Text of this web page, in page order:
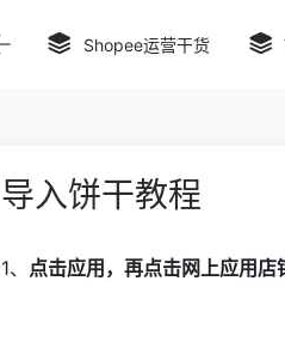
Shopee运营干货
导入饼干教程
1、 点击应用，再点击网上应用店